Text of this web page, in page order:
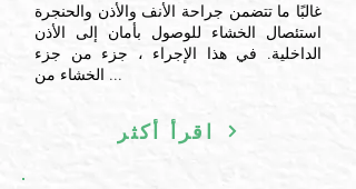
غالبًا ما تتضمن جراحة الأنف والأذن والحنجرة
استئصال الخشاء للوصول بأمان إلى الأذن
الداخلية. في هذا الإجراء ، جزء من جزء
الخشاء من ...
اقرأ أكثر